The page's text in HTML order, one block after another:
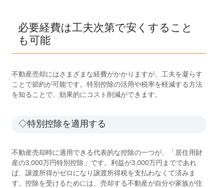
必要経費は工夫次第で安くすること
も可能
不動産売却にはさまざまな経費がかかりますが、工夫を凝らす
ことで節約が可能です。特別控除の活用や税率を軽減する方法
を知ることで、効果的にコスト削減ができます。
◇特別控除を適用する
不動産売却時に適用できる代表的な控除の一つが、「居住用財
産の3,000万円特別控除」です。利益が3,000万円までであれ
ば、譲渡所得がゼロになり譲渡所得税を支払わなくて済みま
す。控除を受けるためには、売却する不動産が自分や家族が住